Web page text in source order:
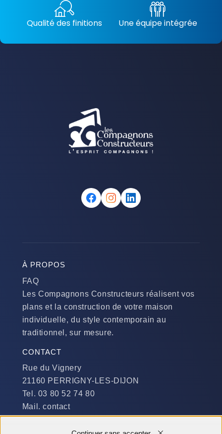
Qualité des finitions Une équipe intégrée
À PROPOS
FAQ
Les Compagnons Constructeurs réalisent vos
plans et la construction de votre maison
individuelle, du style contemporain au
traditionnel, sur mesure.
CONTACT
Rue du Vignery
21160 PERRIGNY-LES-DIJON
Tel. 03 80 52 74 80
Mail. contact